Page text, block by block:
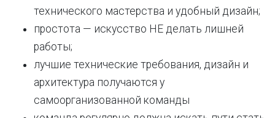
технического мастерства и удобный дизайн;
простота — искусство НЕ делать лишней
работы;
лучшие технические требования, дизайн и
архитектура получаются у
самоорганизованной команды